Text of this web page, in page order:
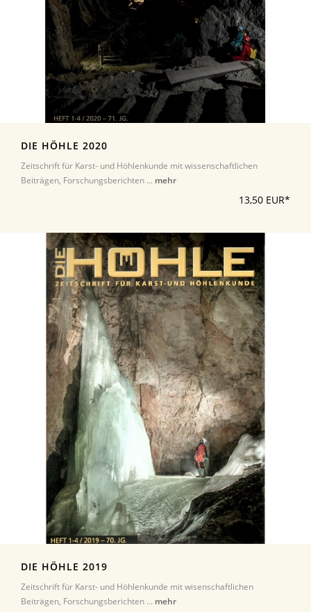
DIE HÖHLE 2020
Zeitschrift für Karst- und Höhlenkunde mit wissenschaftlichen
Beiträgen, Forschungsberichten ... mehr
13,50 EUR*
DIE HÖHLE 2019
Zeitschrift für Karst- und Höhlenkunde mit wisenschaftlichen
Beiträgen, Forschungsberichten ... mehr